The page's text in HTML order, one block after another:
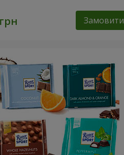
Замовити